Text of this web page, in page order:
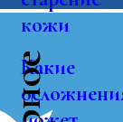
кожи
Какие